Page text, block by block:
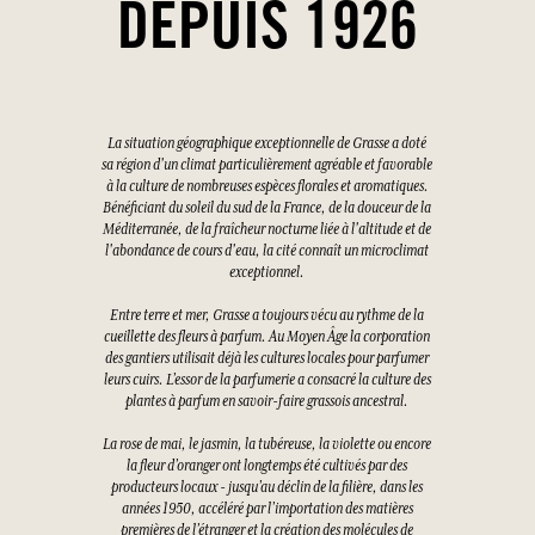
DEPUIS 1926
La situation géographique exceptionnelle de Grasse a doté
sa région d'un climat particulièrement agréable et favorable
à la culture de nombreuses espèces florales et aromatiques.
Bénéficiant du soleil du sud de la France, de la douceur de la
Méditerranée, de la fraîcheur nocturne liée à l'altitude et de
l'abondance de cours d'eau, la cité connaît un microclimat
exceptionnel.
Entre terre et mer, Grasse a toujours vécu au rythme de la
cueillette des fleurs à parfum. Au Moyen Âge la corporation
des gantiers utilisait déjà les cultures locales pour parfumer
leurs cuirs. L’essor de la parfumerie a consacré la culture des
plantes à parfum en savoir-faire grassois ancestral.
La rose de mai, le jasmin, la tubéreuse, la violette ou encore
la fleur d’oranger ont longtemps été cultivés par des
producteurs locaux - jusqu’au déclin de la filière, dans les
années 1950, accéléré par l’importation des matières
premières de l’étranger et la création des molécules de